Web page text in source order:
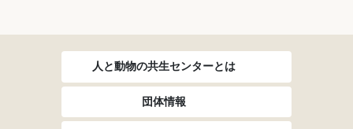
人と動物の共生センターとは
団体情報